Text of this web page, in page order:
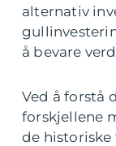
alternativ
å bevare
Ved å forstå
forskjellene
de historiske